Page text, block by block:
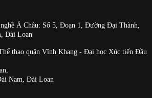
nghề Á Châu: Số 5, Đoạn 1, Đường Đại Thành,
Đài Loan
thao quận Vĩnh Khang - Đại học Xúc tiến Đầu
Nam, Đài Loan